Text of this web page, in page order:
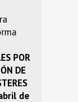
POR
DE
de